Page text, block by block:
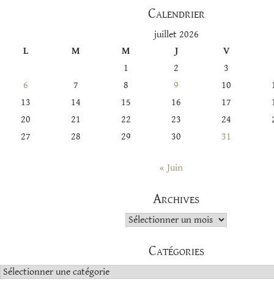
Calendrier
juillet 2026
L
M M J
V
1
2
3
6
7 8 9 10
13
14 15 16 17
20
21 22 23 24
27
28 29 30 31
« Juin
Archives
Archives
Catégories
Catégories